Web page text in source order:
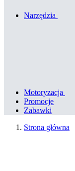
Narzędzia
Motoryzacja
Promocje
Zabawki
Strona główna